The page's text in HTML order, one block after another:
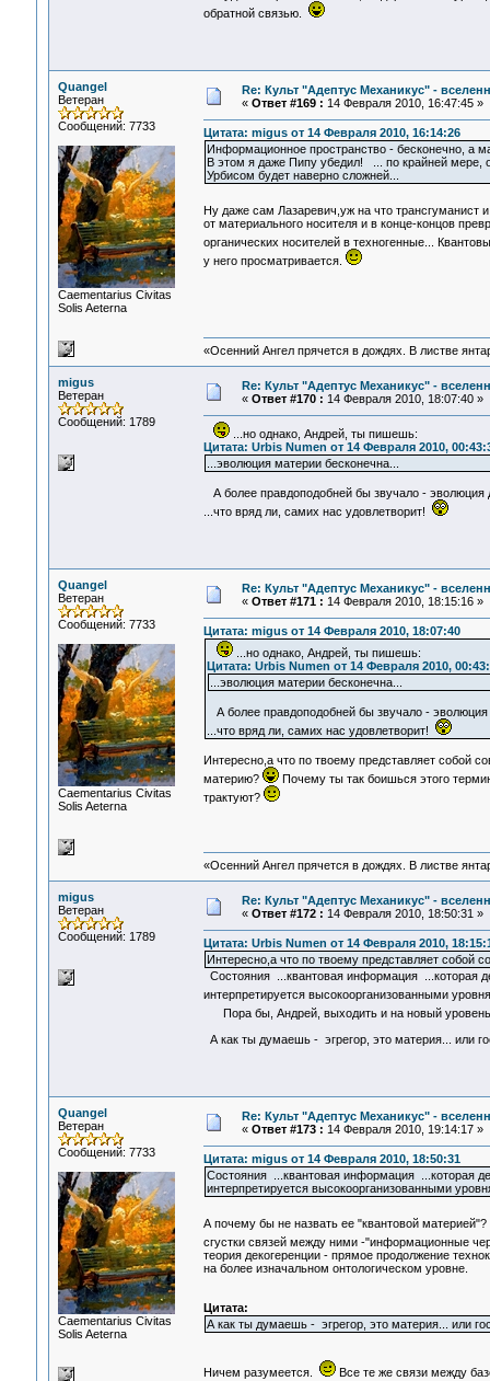
обратной связью.
Quangel
Ветеран
Сообщений: 7733
Сaementarius Civitas
Solis Aeterna
Re: Культ "Адептус Механикус" -
« Ответ #169 : 14 Февраля 2010, 16:47:45 »
Цитата: migus от 14 Февраля 2010, 16:14:26
Информационное пространство - бесконечно, а
В этом я даже Пипу убедил! ... по крайней мере,
Урбисом будет наверно сложней...
Ну даже сам Лазаревич,уж на что трансгуманист
от материального носителя и в конце-концов
органических носителей в техногенные...
у него просматривается.
«Осенний Ангел прячется в дождях. В листве
migus
Ветеран
Сообщений: 1789
Re: Культ "Адептус Механикус" -
« Ответ #170 : 14 Февраля 2010, 18:07:40 »
...но однако, Андрей, ты пишешь:
Цитата: Urbis Numen от 14 Февраля 2010,
...эволюция материи бесконечна...
А более правдоподобней бы звучало -
...что вряд ли, самих нас удовлетворит!
Quangel
Ветеран
Сообщений: 7733
Сaementarius Civitas
Solis Aeterna
Re: Культ "Адептус Механикус" -
« Ответ #171 : 14 Февраля 2010, 18:15:16 »
Цитата: migus от 14 Февраля 2010, 18:07:40
...но однако, Андрей, ты пишешь:
Цитата: Urbis Numen от 14 Февраля 2010,
...эволюция материи бесконечна...
А более правдоподобней бы звучало -
...что вряд ли, самих нас удовлетворит!
Интересно,а что по твоему представляет собой
материю?
Почему ты так боишься этого
трактуют?
«Осенний Ангел прячется в дождях. В листве
migus
Ветеран
Сообщений: 1789
Re: Культ "Адептус Механикус" -
« Ответ #172 : 14 Февраля 2010, 18:50:31 »
Цитата: Urbis Numen от 14 Февраля 2010,
Интересно,а что по твоему представляет собой
Состояния ...квантовая информация ...которая
интерпретируется высокоорганизованными
Пора бы, Андрей, выходить и на новый
А как ты думаешь - эгрегор, это материя... или
Quangel
Ветеран
Сообщений: 7733
Сaementarius Civitas
Solis Aeterna
Re: Культ "Адептус Механикус" -
« Ответ #173 : 14 Февраля 2010, 19:14:17 »
Цитата: migus от 14 Февраля 2010, 18:50:31
Состояния ...квантовая информация ...которая
интерпретируется высокоорганизованными
А почему бы не назвать ее "квантовой материей"?
сгустки связей между ними -"информационные
теория декогеренции - прямое продолжение
на более изначальном онтологическом уровне.
Цитата:
А как ты думаешь - эгрегор, это материя... или
Ничем разумеется. Все те же связи между